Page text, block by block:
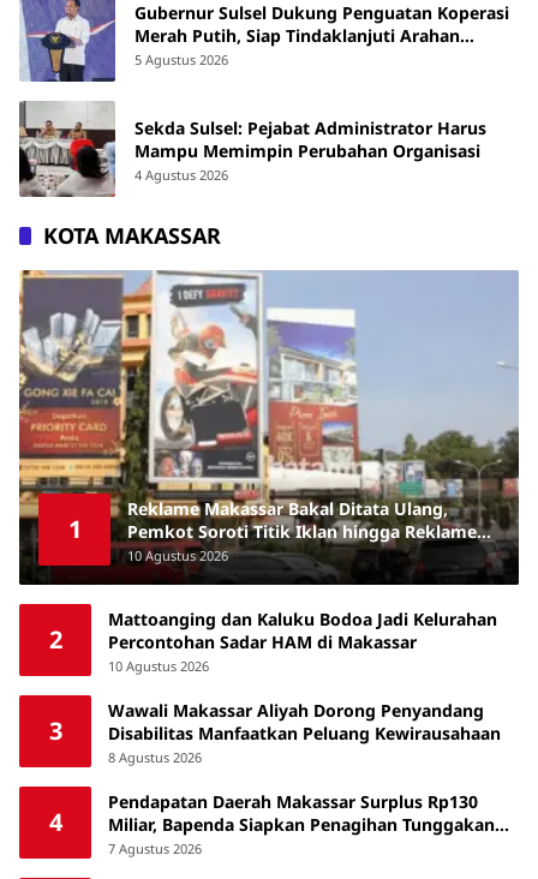
Gubernur Sulsel Dukung Penguatan Koperasi
Merah Putih, Siap Tindaklanjuti Arahan
Pemerintah Pusat
5 Agustus 2026
Sekda Sulsel: Pejabat Administrator Harus
Mampu Memimpin Perubahan Organisasi
4 Agustus 2026
KOTA MAKASSAR
1
Reklame Makassar Bakal Ditata Ulang,
Pemkot Soroti Titik Iklan hingga Reklame
Rokok
10 Agustus 2026
2
Mattoanging dan Kaluku Bodoa Jadi Kelurahan
Percontohan Sadar HAM di Makassar
10 Agustus 2026
3
Wawali Makassar Aliyah Dorong Penyandang
Disabilitas Manfaatkan Peluang Kewirausahaan
8 Agustus 2026
4
Pendapatan Daerah Makassar Surplus Rp130
Miliar, Bapenda Siapkan Penagihan Tunggakan
Pajak
7 Agustus 2026